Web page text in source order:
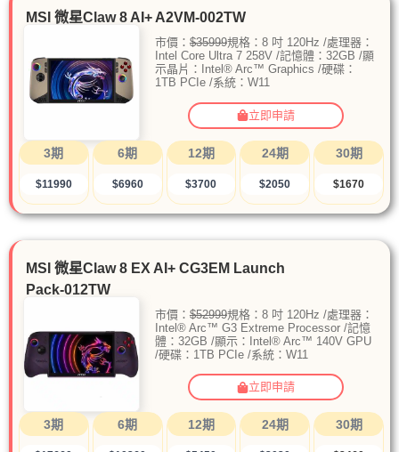
MSI 微星Claw 8 AI+ A2VM-002TW
市價： $35999規格：8 吋 120Hz /處理器：
Intel Core Ultra 7 258V /記憶體：32GB /顯
示晶片：Intel® Arc™ Graphics /硬碟：
1TB PCIe /系統：W11
立即申請
3期
$11990
6期
$6960
12期
$3700
24期
$2050
30期
$1670
MSI 微星Claw 8 EX AI+ CG3EM Launch
Pack-012TW
市價： $52999規格：8 吋 120Hz /處理器：
Intel® Arc™ G3 Extreme Processor /記憶
體：32GB /顯示：Intel® Arc™ 140V GPU
/硬碟：1TB PCIe /系統：W11
立即申請
3期 6期 12期 24期 30期